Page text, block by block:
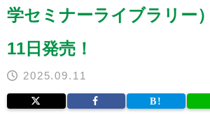
学セミナーライブラリー
11日発売！
2025.09.11